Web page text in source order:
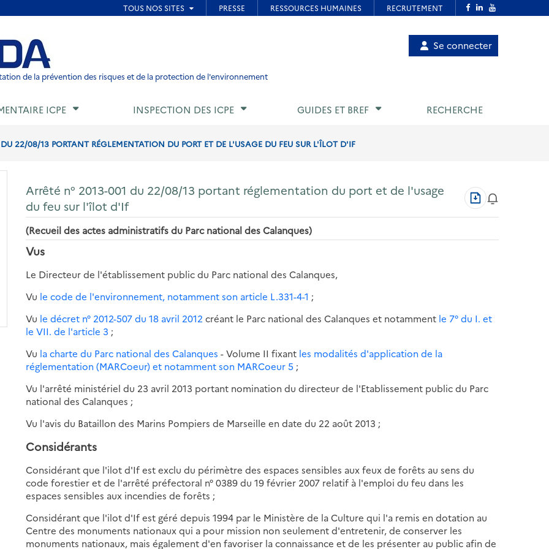
de page
de la prévention des risques et de la protection de l'environnement
Menu
utilisateur
Se connecter
ICPE INSPECTION DES ICPE GUIDES ET BREF RECHERCHE
22/08/13 PORTANT RÉGLEMENTATION DU PORT ET DE L'USAGE DU FEU SUR L'ÎLOT D'IF
Arrêté n° 2013-001 du 22/08/13 portant réglementation du port et de l'usage
du feu sur l'îlot d'If
Télécharger
au
format
(Recueil des actes administratifs du Parc national des Calanques)
Vus
Le Directeur de l'établissement public du Parc national des Calanques,
Vu le code de l'environnement, notamment son article L.331-4-1 ;
Vu le décret n° 2012-507 du 18 avril 2012 créant le Parc national des Calanques et notamment le 7° du I. et
le VII. de l'article 3 ;
Vu la charte du Parc national des Calanques - Volume II fixant les modalités d'application de la
réglementation (MARCoeur) et notamment son MARCoeur 5 ;
Vu l'arrêté ministériel du 23 avril 2013 portant nomination du directeur de l'Etablissement public du Parc
national des Calanques ;
Vu l'avis du Bataillon des Marins Pompiers de Marseille en date du 22 août 2013 ;
Considérants
Considérant que l'ilot d'If est exclu du périmètre des espaces sensibles aux feux de forêts au sens du
code forestier et de l'arrêté préfectoral n° 0389 du 19 février 2007 relatif à l'emploi du feu dans les
espaces sensibles aux incendies de forêts ;
Considérant que l'ilot d'If est géré depuis 1994 par le Ministère de la Culture qui l'a remis en dotation au
Centre des monuments nationaux qui a pour mission non seulement d'entretenir, de conserver les
monuments nationaux, mais également d'en favoriser la connaissance et de les présenter au public afin de